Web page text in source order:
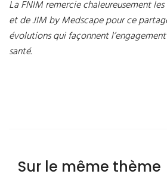
La FNIM remercie chaleureusement
et de JIM by Medscape pour ce
évolutions qui façonnent
santé.
Sur le même thème